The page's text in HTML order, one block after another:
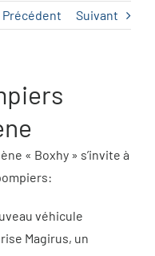
Précédent Suivant
« Boxhy » s’invite à
véhicule
Magirus, un